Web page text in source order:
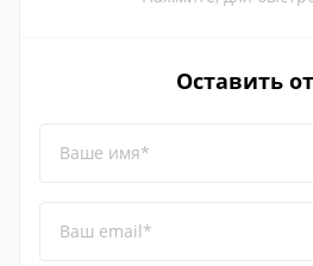
Оставить
Ваше имя*
Ваш email*